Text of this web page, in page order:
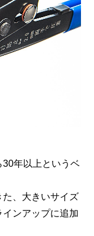
30年以上というベ
、大きいサイズ
ンアップに追加